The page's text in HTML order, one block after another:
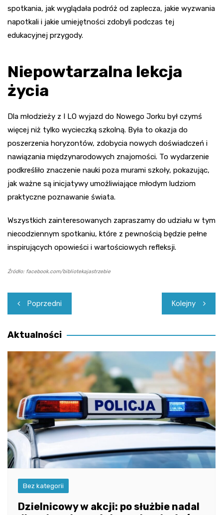
spotkania, jak wyglądała podróż od zaplecza, jakie wyzwania
napotkali i jakie umiejętności zdobyli podczas tej
edukacyjnej przygody.
Niepowtarzalna lekcja
życia
Dla młodzieży z I LO wyjazd do Nowego Jorku był czymś
więcej niż tylko wycieczką szkolną. Była to okazja do
poszerzenia horyzontów, zdobycia nowych doświadczeń i
nawiązania międzynarodowych znajomości. To wydarzenie
podkreśliło znaczenie nauki poza murami szkoły, pokazując,
jak ważne są inicjatywy umożliwiające młodym ludziom
praktyczne poznawanie świata.
Wszystkich zainteresowanych zapraszamy do udziału w tym
niecodziennym spotkaniu, które z pewnością będzie pełne
inspirujących opowieści i wartościowych refleksji.
Źródło: facebook.com/bibliotekajastrzebie
Nawigacja
wpisu
Poprzedni Kolejny
Aktualności
Bez kategorii
Dzielnicowy w akcji: po służbie nadal